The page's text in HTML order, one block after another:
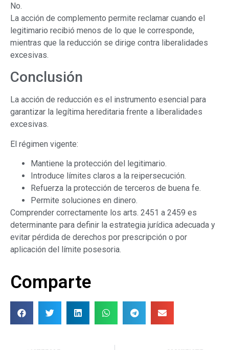
No.
La acción de complemento permite reclamar cuando el
legitimario recibió menos de lo que le corresponde,
mientras que la reducción se dirige contra liberalidades
excesivas.
Conclusión
La acción de reducción es el instrumento esencial para
garantizar la legítima hereditaria frente a liberalidades
excesivas.
El régimen vigente:
Mantiene la protección del legitimario.
Introduce límites claros a la reipersecución.
Refuerza la protección de terceros de buena fe.
Permite soluciones en dinero.
Comprender correctamente los arts. 2451 a 2459 es
determinante para definir la estrategia jurídica adecuada y
evitar pérdida de derechos por prescripción o por
aplicación del límite posesoria.
Comparte